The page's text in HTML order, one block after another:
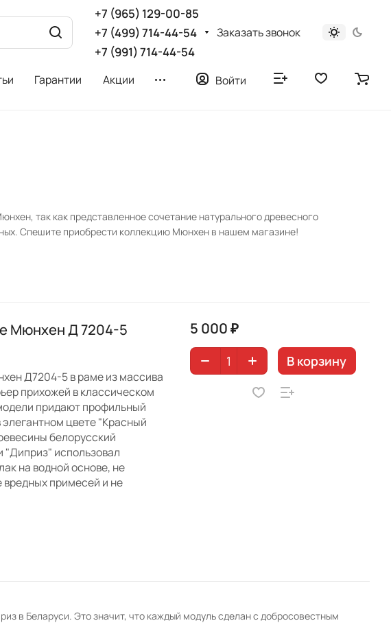
+7 (965) 129-00-85
+7 (499) 714-44-54
+7 (991) 714-44-54
Заказать звонок
Гарантии Акции Войти
так как представленное сочетание натурального древесного
Спешите приобрести коллекцию Мюнхен в нашем магазине!
Мюнхен Д 7204-5
Д7204-5 в раме из массива
прихожей в классическом
придают профильный
цвете "Красный
белорусский
"Диприз" использовал
на водной основе, не
примесей и не
5 000 ₽
В корзину
в Беларуси. Это значит, что каждый модуль сделан с добросовестным